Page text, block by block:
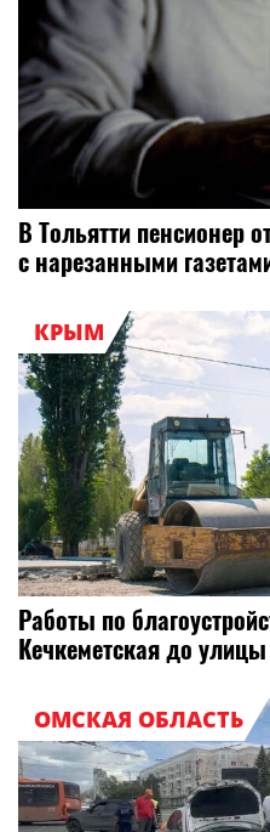
В Тольятти пенсионер
с нарезанными
КРЫМ
Работы по
Кечкеметская до
ОМСКАЯ ОБЛАСТЬ